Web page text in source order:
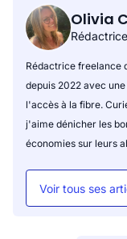
Olivia
Rédactrice freelance
depuis 2022 avec
l'accès à la fibre.
j'aime dénicher les
économies sur leurs
Voir tous ses